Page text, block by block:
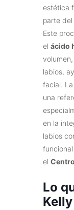
estética
parte
Este
el ácido
labios,
facial. La
una
en la
labios
el
Lo